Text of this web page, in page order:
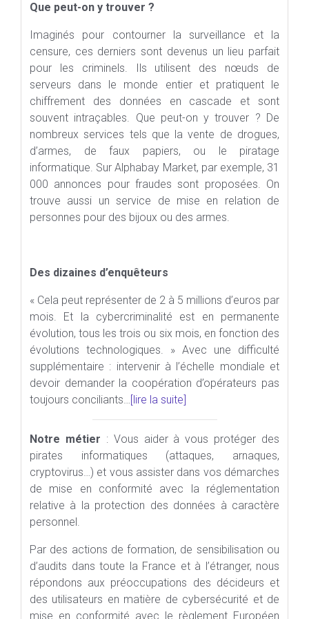
Que peut-on y trouver ?
Imaginés pour contourner la surveillance et la
censure, ces derniers sont devenus un lieu parfait
pour les criminels. Ils utilisent des nœuds de
serveurs dans le monde entier et pratiquent le
chiffrement des données en cascade et sont
souvent intraçables. Que peut-on y trouver ? De
nombreux services tels que la vente de drogues,
d’armes, de faux papiers, ou le piratage
informatique. Sur Alphabay Market, par exemple, 31
000 annonces pour fraudes sont proposées. On
trouve aussi un service de mise en relation de
personnes pour des bijoux ou des armes.
Des dizaines d’enquêteurs
« Cela peut représenter de 2 à 5 millions d’euros par
mois. Et la cybercriminalité est en permanente
évolution, tous les trois ou six mois, en fonction des
évolutions technologiques. » Avec une difficulté
supplémentaire : intervenir à l’échelle mondiale et
devoir demander la coopération d’opérateurs pas
toujours conciliants…[lire la suite]
Notre métier : Vous aider à vous protéger des
pirates informatiques (attaques, arnaques,
cryptovirus…) et vous assister dans vos démarches
de mise en conformité avec la réglementation
relative à la protection des données à caractère
personnel.
Par des actions de formation, de sensibilisation ou
d’audits dans toute la France et à l’étranger, nous
répondons aux préoccupations des décideurs et
des utilisateurs en matière de cybersécurité et de
mise en conformité avec le règlement Européen